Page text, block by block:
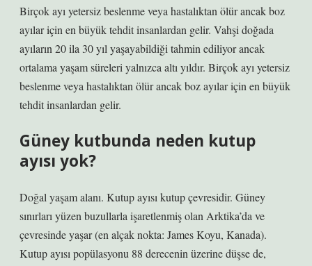
Birçok ayı yetersiz beslenme veya hastalıktan ölür ancak boz
ayılar için en büyük tehdit insanlardan gelir. Vahşi doğada
ayıların 20 ila 30 yıl yaşayabildiği tahmin ediliyor ancak
ortalama yaşam süreleri yalnızca altı yıldır. Birçok ayı yetersiz
beslenme veya hastalıktan ölür ancak boz ayılar için en büyük
tehdit insanlardan gelir.
Güney kutbunda neden kutup
ayısı yok?
Doğal yaşam alanı. Kutup ayısı kutup çevresidir. Güney
sınırları yüzen buzullarla işaretlenmiş olan Arktika’da ve
çevresinde yaşar (en alçak nokta: James Koyu, Kanada).
Kutup ayısı popülasyonu 88 derecenin üzerine düşse de,